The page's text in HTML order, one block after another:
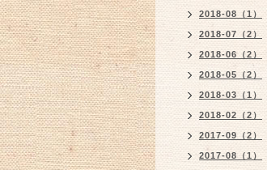
2018-08（1）
2018-07（2）
2018-06（2）
2018-05（2）
2018-03（1）
2018-02（2）
2017-09（2）
2017-08（1）